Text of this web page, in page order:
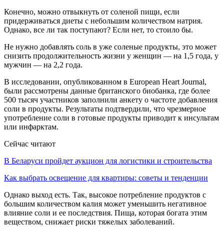
Конечно, можно отвыкнуть от соленой пищи, если
придерживаться диеты с небольшим количеством натрия.
Однако, все ли так поступают? Если нет, то стоило бы.
Не нужно добавлять соль в уже соленые продукты, это может
снизить продолжительность жизни у женщин — на 1,5 года, у
мужчин — на 2,2 года.
В исследовании, опубликованном в European Heart Journal,
были рассмотрены данные британского биобанка, где более
500 тысяч участников заполнили анкету о частоте добавления
соли в продукты. Результаты подтвердили, что чрезмерное
употребление соли в готовые продукты приводит к инсультам
или инфарктам.
Сейчас читают
В Беларуси пройдет аукцион для логистики и строительства
Как выбрать освещение для квартиры: советы и тенденции
Однако выход есть. Так, высокое потребление продуктов с
большим количеством калия может уменьшить негативное
влияние соли и ее последствия. Пища, которая богата этим
веществом, снижает риски тяжелых заболеваний.